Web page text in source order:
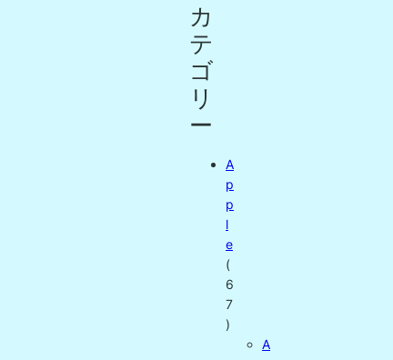
カ
テ
ゴ
リ
ー
A
p
p
l
e
(
6
7
)
A